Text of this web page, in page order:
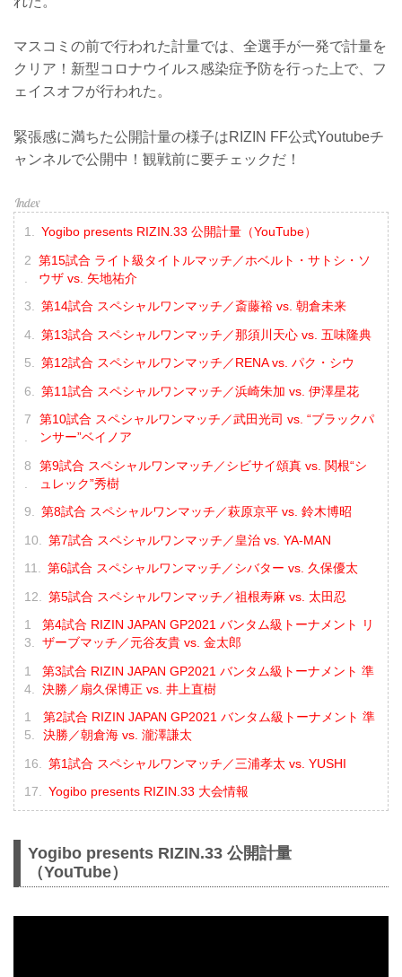
マスコミの前で行われた計量では、全選手が一発で計量を
クリア！新型コロナウイルス感染症予防を行った上で、フ
ェイスオフが行われた。
緊張感に満ちた公開計量の様子はRIZIN FF公式Youtubeチ
ャンネルで公開中！観戦前に要チェックだ！
Yogibo presents RIZIN.33 公開計量（YouTube）
第15試合 ライト級タイトルマッチ／ホベルト・サトシ・ソ
ウザ vs. 矢地祐介
第14試合 スペシャルワンマッチ／斎藤裕 vs. 朝倉未来
第13試合 スペシャルワンマッチ／那須川天心 vs. 五味隆典
第12試合 スペシャルワンマッチ／RENA vs. パク・シウ
第11試合 スペシャルワンマッチ／浜崎朱加 vs. 伊澤星花
第10試合 スペシャルワンマッチ／武田光司 vs. “ブラックパ
ンサー”ベイノア
第9試合 スペシャルワンマッチ／シビサイ頌真 vs. 関根“シ
ュレック”秀樹
第8試合 スペシャルワンマッチ／萩原京平 vs. 鈴木博昭
第7試合 スペシャルワンマッチ／皇治 vs. YA-MAN
第6試合 スペシャルワンマッチ／シバター vs. 久保優太
第5試合 スペシャルワンマッチ／祖根寿麻 vs. 太田忍
第4試合 RIZIN JAPAN GP2021 バンタム級トーナメント リ
ザーブマッチ／元谷友貴 vs. 金太郎
第3試合 RIZIN JAPAN GP2021 バンタム級トーナメント 準
決勝／扇久保博正 vs. 井上直樹
第2試合 RIZIN JAPAN GP2021 バンタム級トーナメント 準
決勝／朝倉海 vs. 瀧澤謙太
第1試合 スペシャルワンマッチ／三浦孝太 vs. YUSHI
Yogibo presents RIZIN.33 大会情報
Yogibo presents RIZIN.33 公開計量
（YouTube）